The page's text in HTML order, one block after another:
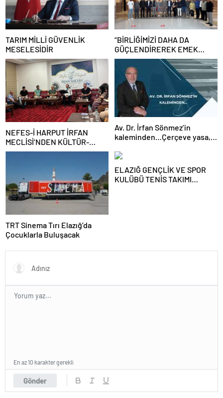
TARIM MİLLİ GÜVENLİK
MESELESİDİR
“BİRLİĞİMİZİ DAHA DA
GÜÇLENDİREREK EMEK
MÜCADELEMİZİ
SÜRDÜRECEĞİZ”
NEFES-İ HARPUT İRFAN
MECLİSİ’NDEN KÜLTÜR-
SANAT BULUŞMASI
Av. Dr. İrfan Sönmez’in
kaleminden…Çerçeve yasa,
TRT Sinema Tırı Elazığ’da
Çocuklarla Buluşacak
ELAZIĞ GENÇLİK VE SPOR
KULÜBÜ TENİS TAKIMI
Gönder
En az 10 karakter gerekli